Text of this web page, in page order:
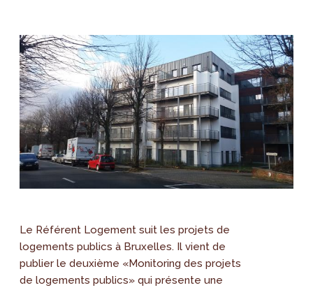
Le Référent Logement suit les projets de
logements publics à Bruxelles. Il vient de
publier le deuxième «Monitoring des projets
de logements publics» qui présente une